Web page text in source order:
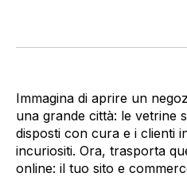
Immagina di aprire un
una grande città: le vetrine
disposti con cura e i clienti
incuriositi. Ora, trasporta
online: il tuo sito e